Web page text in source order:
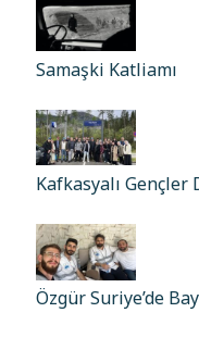
Samaşki Katliamı
Kafkasyalı Gençler
Özgür Suriye’de